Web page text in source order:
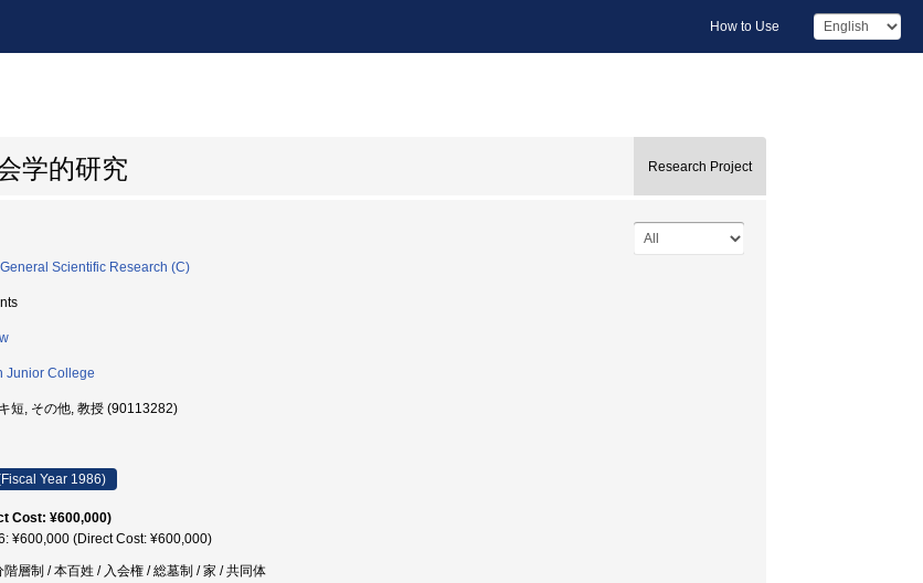
How to Use
学的研究 Research Project
Scientific Research (C)
Junior College
短, その他, 教授 (90113282)
Year 1986)
Cost: ¥600,000)
¥600,000 (Direct Cost: ¥600,000)
階層制 / 本百姓 / 入会権 / 総墓制 / 家 / 共同体